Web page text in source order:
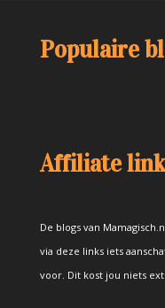
Populaire
Affiliate
De blogs van
via deze links iets
voor. Dit kost jou niets